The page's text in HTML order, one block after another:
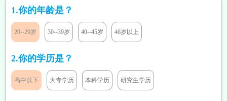
1.你的年龄是？
20--29岁 30--39岁 40--45岁 46岁以上
2.你的学历是？
高中以下 大专学历 本科学历 研究生学历